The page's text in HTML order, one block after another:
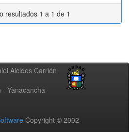
resultados 1 a 1 de 1
Alcides Carrión
- Yanacancha
Copyright © 2002-